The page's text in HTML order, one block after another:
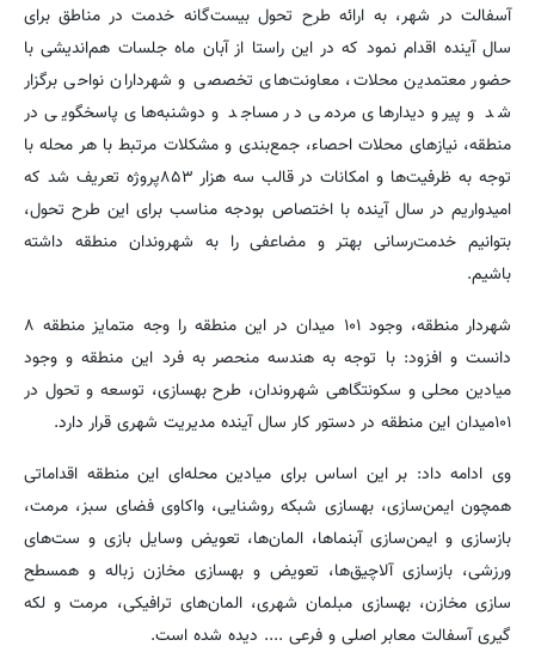
آسفالت در شهر، به ارائه طرح تحول بیست‌گانه خدمت در مناطق برای
سال آینده اقدام نمود که در این راستا از آبان ماه جلسات هم‌اندیشی با
حضور معتمدین محلات، معاونت‌های تخصصی و شهرداران نواحی برگزار
شد و پیرو دیدارهای مردمی در مساجد و دوشنبه‌های پاسخگویی در
منطقه، نیازهای محلات احصاء، جمع‌بندی و مشکلات مرتبط با هر محله با
توجه به ظرفیت‌ها و امکانات در قالب سه هزار ۸۵۳پروژه تعریف شد که
امیدواریم در سال آینده با اختصاص بودجه مناسب برای این طرح تحول،
بتوانیم خدمت‌رسانی بهتر و مضاعفی را به شهروندان منطقه داشته
باشیم.
شهردار منطقه، وجود ۱۰۱ میدان در این منطقه را وجه متمایز منطقه ۸
دانست و افزود: با توجه به هندسه منحصر به فرد این منطقه و وجود
میادین محلی و سکونتگاهی شهروندان، طرح بهسازی، توسعه و تحول در
۱۰۱میدان این منطقه در دستور کار سال آینده مدیریت شهری قرار دارد.
وی ادامه داد: بر این اساس برای میادین محله‌ای این منطقه اقداماتی
همچون ایمن‌سازی، بهسازی شبکه روشنایی، واکاوی فضای سبز، مرمت،
بازسازی و ایمن‌سازی آبنماها، المان‌ها، تعویض وسایل بازی و ست‌های
ورزشی، بازسازی آلاچیق‌ها، تعویض و بهسازی مخازن زباله و همسطح
سازی مخازن، بهسازی ‌مبلمان شهری، المان‌های ترافیکی، مرمت و لکه
گیری آسفالت معابر اصلی و فرعی .... دیده شده است.